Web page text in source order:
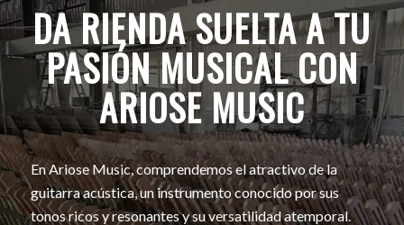
DA RIENDA SUELTA A TU
PASIÓN MUSICAL CON
ARIOSE MUSIC
En Ariose Music, comprendemos el atractivo de la
guitarra acústica, un instrumento conocido por sus
tonos ricos y resonantes y su versatilidad atemporal.